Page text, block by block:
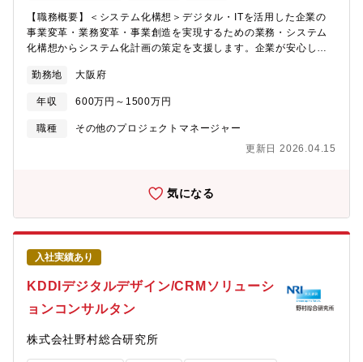
いきながら一体感を持って進めていきますので、日々、組織の成
長とともに、自分自身の成長を感じることができます。
【職務概要】＜システム化構想＞デジタル・ITを活用した企業の
事業変革・業務変革・事業創造を実現するための業務・システム
化構想からシステム化計画の策定を支援します。企業が安心して
間、費用、リスク等を想定し、新業務や新システム要件を明文化
することを範囲とします。従って、企業の情報システム部門のみ
ではなく、経営部門、ユーザー部門も交え、業務改革・システム
化推進体制の提言から、業務要件定義やシステム機能定義といっ
の業界・ビジネスを理解した上での、デジタルを用いた新たなビ
務・システム（再）構築構想・計画の策定支援・既存システムの
可視化・評価（品質・コスト・活用状況）＜プロジェクトマネジ
メント＞大規模システム構築・導入プロジェクトにおいて、ユー
ザー企業の立場で、業務改革・定着の支援や、システム構築・導
入プロジェクトの推進・管理を支援します。NRIはユーザー企業の
情報システム部門を出自とする特徴を活かし、特定のハードウェ
ア製品やソフトウェア製品に拘束されない中立的・客観的な観点
で、多くのベンダーやメーカーが関わる大規模システム構築・導
入プロジェクトの確実な完遂を支援する活動を実施しています。■
統合的マネジメントの実行支援・仮説構築～PoC（実証実験）～
本格展開支援・システム調達支援・RFPの策定支援＜ITマネジメ
勤務地 大阪府
年収 600万円～1500万円
職種
その他のプロジェクトマネージャー
更新日 2026.04.15
気になる
入社実績あり
KDDIデジタルデザイン/CRMソリューシ
ョンコンサルタン
株式会社野村総合研究所